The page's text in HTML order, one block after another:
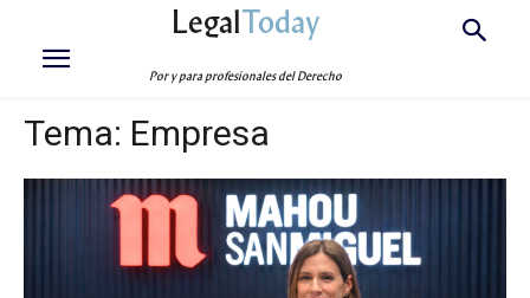
LegalToday
Por y para profesionales del Derecho
Tema: Empresa